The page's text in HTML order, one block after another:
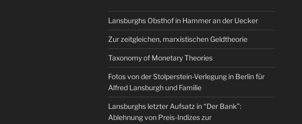
Lansburghs Obsthof in Hammer an der Uecker
Zur zeitgleichen, marxistischen Geldtheorie
Taxonomy of Monetary Theories
Fotos von der Stolperstein-Verlegung in Berlin für
Alfred Lansburgh und Familie
Lansburghs letzter Aufsatz in “Der Bank”:
Ablehnung von Preis-Indizes zur